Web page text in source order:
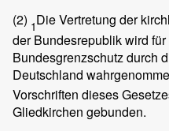
(2) 1Die Vertretung der
der Bundesrepublik wird
Bundesgrenzschutz durch
Deutschland
Vorschriften dieses
Gliedkirchen gebunden.